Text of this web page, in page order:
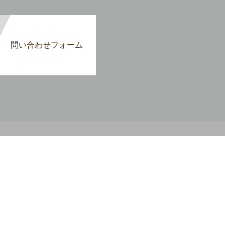
問い合わせフォーム